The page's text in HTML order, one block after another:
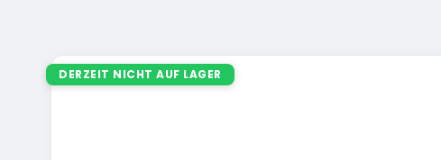
DERZEIT NICHT AUF LAGER